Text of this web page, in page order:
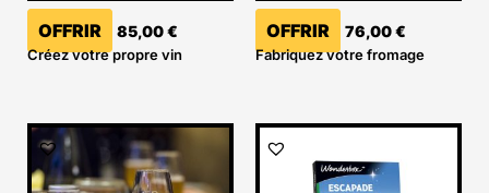
OFFRIR 85,00€
Créez votre propre vin
OFFRIR 76,00€
Fabriquez votre fromage